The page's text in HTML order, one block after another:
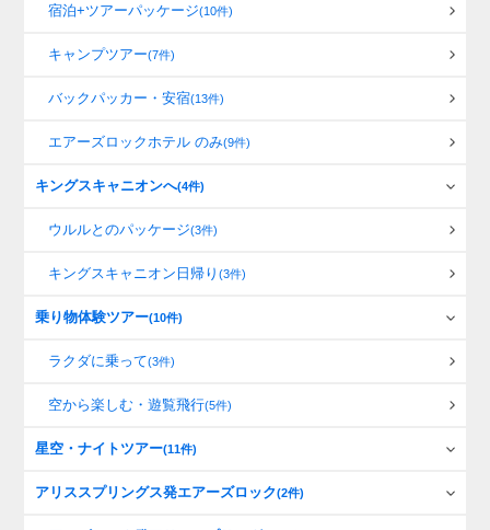
宿泊+ツアーパッケージ(10件)
キャンプツアー(7件)
バックパッカー・安宿(13件)
エアーズロックホテル のみ(9件)
キングスキャニオンへ(4件)
ウルルとのパッケージ(3件)
キングスキャニオン日帰り(3件)
乗り物体験ツアー(10件)
ラクダに乗って(3件)
空から楽しむ・遊覧飛行(5件)
星空・ナイトツアー(11件)
アリススプリングス発エアーズロック(2件)